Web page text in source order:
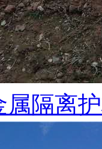
属隔离